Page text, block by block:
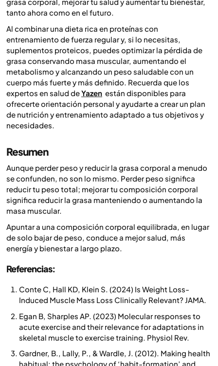
tanto ahora como en el futuro.
Al combinar una dieta rica en proteínas con
entrenamiento de fuerza regular y, si lo necesitas,
suplementos proteicos, puedes optimizar la pérdida de
grasa conservando masa muscular, aumentando el
metabolismo y alcanzando un peso saludable con un
cuerpo más fuerte y más definido. Recuerda que los
expertos en salud deYazen están disponibles para
ofrecerte orientación personal y ayudarte a crear un plan
de nutrición y entrenamiento adaptado a tus objetivos y
necesidades.
Resumen
Aunque perder peso y reducir la grasa corporal a menudo
se confunden, no son lo mismo. Perder peso significa
reducir tu peso total; mejorar tu composición corporal
significa reducir la grasa manteniendo o aumentando la
masa muscular.
Apuntar a una composición corporal equilibrada, en lugar
de solo bajar de peso, conduce a mejor salud, más
energía y bienestar a largo plazo.
Referencias:
Conte C, Hall KD, Klein S. (2024) Is Weight Loss-
Induced Muscle Mass Loss Clinically Relevant? JAMA.
Egan B, Sharples AP. (2023) Molecular responses to
acute exercise and their relevance for adaptations in
skeletal muscle to exercise training. Physiol Rev.
Gardner, B., Lally, P., & Wardle, J. (2012). Making health
habitual: the psychology of ‘habit-formation’ and